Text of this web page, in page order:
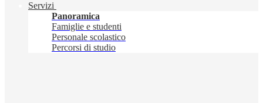
Servizi
Panoramica
Famiglie e studenti
Personale scolastico
Percorsi di studio